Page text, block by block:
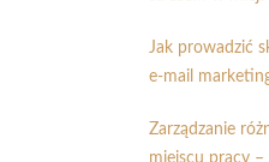
Jak prowadzić
e-mail
Zarządzanie